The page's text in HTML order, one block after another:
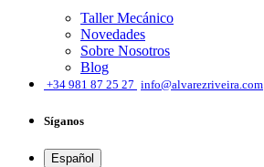
Taller Mecánico
Novedades
Sobre Nosotros
Blog
+34 981 87 25 27 info@alvarezriveira.com
Síganos
Español